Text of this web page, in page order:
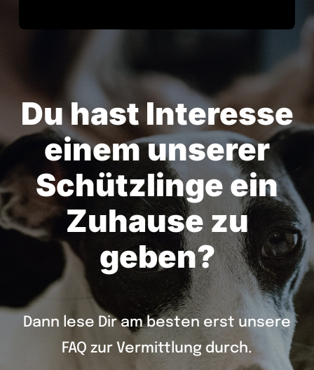
Du hast Interesse
einem unserer
Schützlinge ein
Zuhause zu
geben?
Dann lese Dir am besten erst unsere
FAQ zur Vermittlung durch.